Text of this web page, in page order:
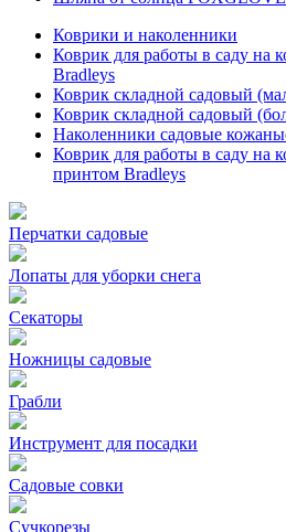
Коврики и наколенники
Коврик для работы в саду на
Bradleys
Коврик складной садовый
Коврик складной садовый
Наколенники садовые
Коврик для работы в саду на
принтом Bradleys
Перчатки садовые
Лопаты для уборки снега
Секаторы
Ножницы садовые
Грабли
Инструмент для посадки
Садовые совки
Сучкорезы